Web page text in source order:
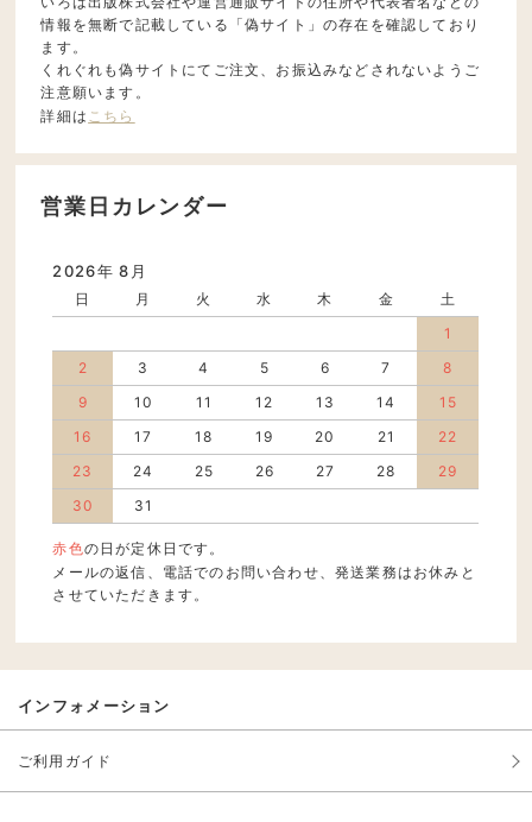
情報を無断で記載している「偽サイト」の存在を確認しており
ます。
くれぐれも偽サイトにてご注文、お振込みなどされないようご
注意願います。
詳細は こちら
営業日カレンダー
2026年 8月
日 月 火 水 木 金
土
1
2
3 4 5 6 7
8
9
10 11 12 13 14
15
16
17 18 19 20 21
22
23
24 25 26 27 28
29
30
31
赤色の日が定休日です。
メールの返信、電話でのお問い合わせ、発送業務はお休みと
させていただきます。
インフォメーション
ご利用ガイド